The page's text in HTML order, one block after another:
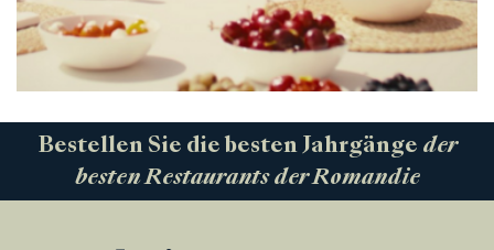
Bestellen Sie die besten Jahrgänge der
besten Restaurants der Romandie